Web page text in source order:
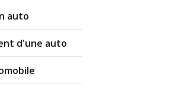
auto
d'une auto